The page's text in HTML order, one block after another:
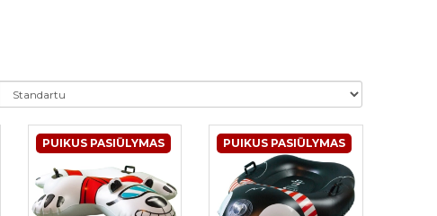
PUIKUS PASIŪLYMAS PUIKUS PASIŪLYMAS